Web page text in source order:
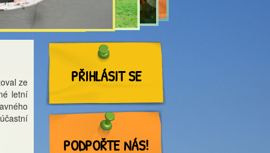
ze
letní
PŘIHLÁSIT SE
PODPOŘTE NÁS!